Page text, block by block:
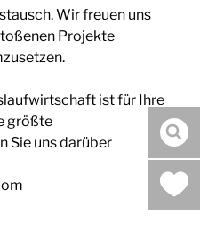
Wir freuen uns
Projekte
ist für Ihre
größte
Sie uns darüber